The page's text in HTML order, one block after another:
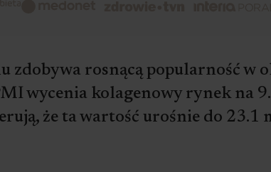
zdobywa rosnącą popularność w
wycenia kolagenowy rynek na
że ta wartość urośnie do